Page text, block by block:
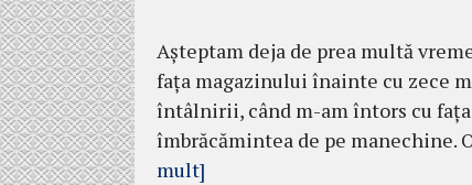
Aşteptam deja de prea multă
faţa magazinului înainte cu zece
întâlnirii, când m-am întors cu
îmbrăcămintea de pe manechine.
mult]